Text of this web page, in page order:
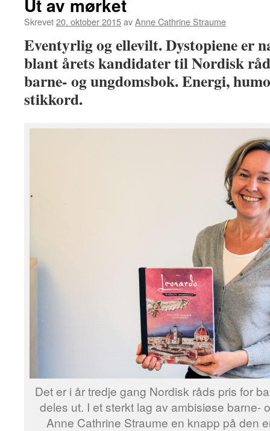
Ut av mørket
Skrevet20. oktober 2015avAnne Cathrine Straume
Eventyrlig og ellevilt. Dystopiene er
blant årets kandidater til Nordisk
barne- og ungdomsbok. Energi,
stikkord.
Det er i år tredje gang Nordisk råds pris for
deles ut. I et sterkt lag av ambisiøse barne-
Anne Cathrine Straume en knapp på den